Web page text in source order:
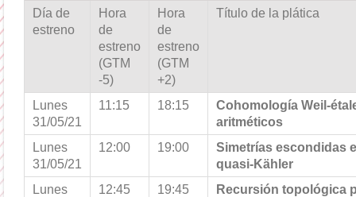
Día de
estreno
Hora
de
estreno
(GTM
-5)
Hora
de
estreno
(GTM
+2)
Título de la plática
Lunes
31/05/21
11:15 18:15
Cohomología Weil-
aritméticos
Lunes
31/05/21
12:00 19:00
Simetrías escondidas
quasi-Kähler
Lunes
12:45 19:45
Recursión topológica